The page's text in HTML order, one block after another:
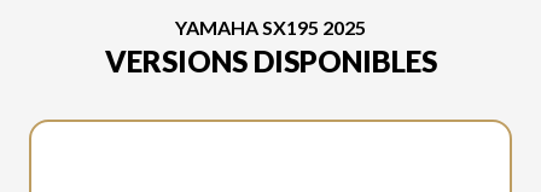
YAMAHA SX195 2025
VERSIONS DISPONIBLES